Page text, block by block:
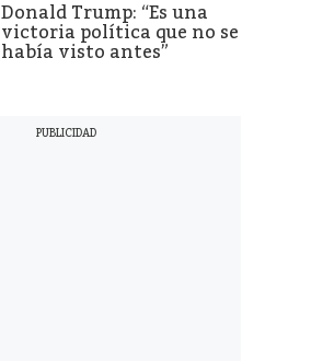
Donald Trump: “Es una
victoria política que no se
había visto antes”